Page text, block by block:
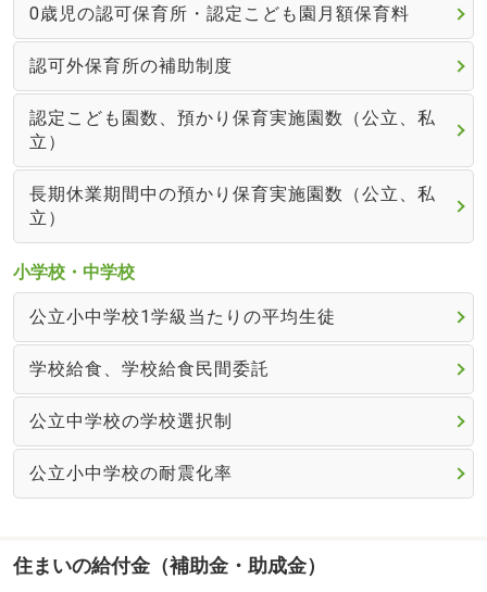
0歳児の認可保育所・認定こども園月額保育料
認可外保育所の補助制度
認定こども園数、預かり保育実施園数（公立、私
立）
長期休業期間中の預かり保育実施園数（公立、私
立）
小学校・中学校
公立小中学校1学級当たりの平均生徒
学校給食、学校給食民間委託
公立中学校の学校選択制
公立小中学校の耐震化率
住まいの給付金（補助金・助成金）